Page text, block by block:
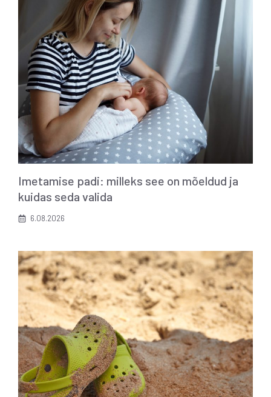
Imetamise padi: milleks see on mõeldud ja
kuidas seda valida
6.08.2026